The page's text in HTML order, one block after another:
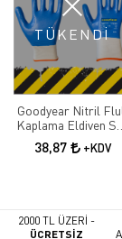
TÜKENDİ
Goodyear Nitril
Kaplama Eldiven Sp-
3
38,87 +KDV
2000 TL ÜZERİ -
ÜCRETSİZ